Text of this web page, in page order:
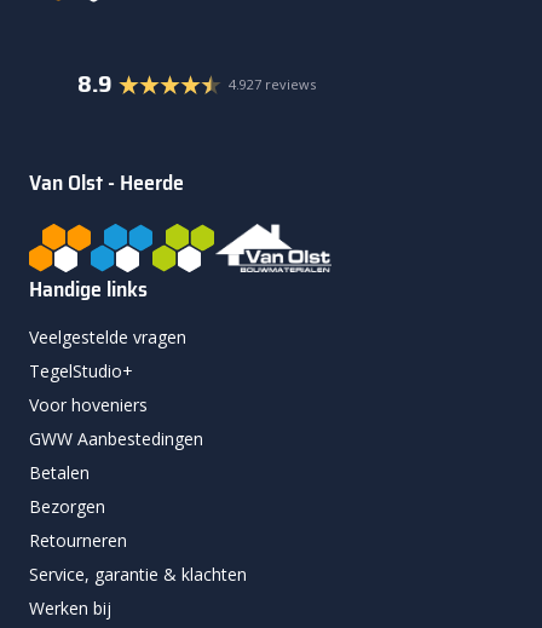
8.9 4.927 reviews
Van Olst - Heerde
Handige links
Veelgestelde vragen
TegelStudio+
Voor hoveniers
GWW Aanbestedingen
Betalen
Bezorgen
Retourneren
Service, garantie & klachten
Werken bij